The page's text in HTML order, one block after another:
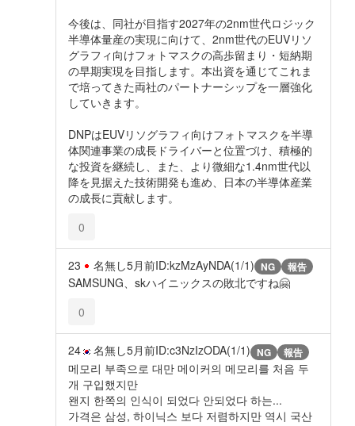
今後は、同社が目指す2027年の2nm世代ロジック
半導体量産の実現に向けて、2nm世代のEUVリソ
グラフィ向けフォトマスクの高歩留まり・短納期
の早期実現を目指します。本出資を通じてこれま
で培ってきた両社のパートナーシップを一層強化
していきます。
DNPはEUVリソグラフィ向けフォトマスクを半導
体関連事業の成長ドライバーと位置づけ、積極的
な投資を継続し、また、より微細な1.4nm世代以
降を見据えた技術開発も進め、日本の半導体産業
の成長に貢献します。
0
23 名無し5月前ID:kzMzAyNDA(1/1) NG 報告
SAMSUNG、skハイニックスの敗北ですね🤗
0
24 名無し5月前ID:c3NzIzODA(1/1) NG 報告
메모리 부족으로 대만 메이커의 메모리를 처음 두
개 구입했지만
왠지 한쪽의 인식이 되었다 안되었다 하는...
가격은 삼성, 하이닉스 보다 저렴하지만 역시 국산